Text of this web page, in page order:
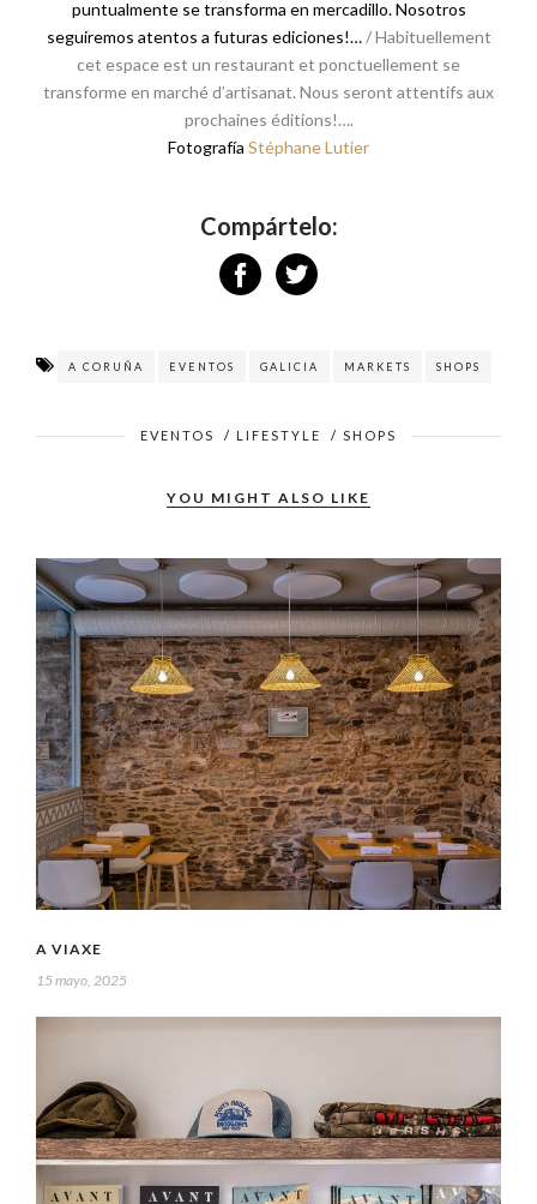
puntualmente se transforma en mercadillo. Nosotros
seguiremos atentos a futuras ediciones!…/ Habituellement
cet espace est un restaurant et ponctuellement se
transforme en marché d’artisanat. Nous seront attentifs aux
prochaines éditions!….
Fotografía Stéphane Lutier
Compártelo:
A CORUÑA EVENTOS GALICIA MARKETS SHOPS
EVENTOS / LIFESTYLE / SHOPS
YOU MIGHT ALSO LIKE
A VIAXE
15 mayo, 2025